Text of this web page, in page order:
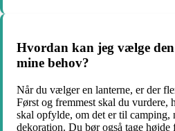
Hvordan kan jeg vælge
mine behov?
Når du vælger en lanterne, er der
Først og fremmest skal du vurdere,
skal opfylde, om det er til camping,
dekoration. Du bør også tage højde